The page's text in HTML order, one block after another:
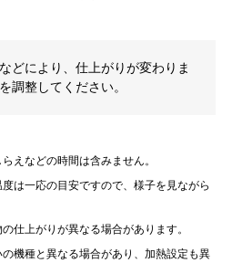
どにより、仕上がりが変わりま
調整してください。
えなどの時間は含みません。
は一応の目安ですので、様子を見ながら
仕上がりが異なる場合があります。
機種と異なる場合があり、加熱設定も異